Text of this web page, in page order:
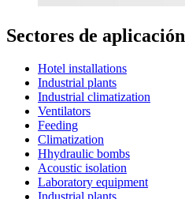
Sectores de aplicación
Hotel installations
Industrial plants
Industrial climatization
Ventilators
Feeding
Climatization
Hhydraulic bombs
Acoustic isolation
Laboratory equipment